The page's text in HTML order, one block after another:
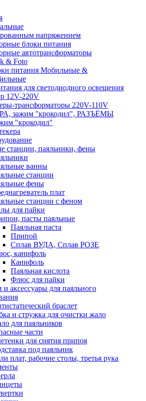
напряжением
блоки питания
автотрансформаторы
& Foto
питания Мобильные &
для светодиодного освещения
12V-220V
трансформаторы 220V-110V
зажим "крокодил", РАЗЪЁМЫ
"крокодил"
станции, паяльники, фены
ванны
станции
фены
плат
станции с феном
для пайки
пасты паяльные
Паяльная паста
Припой
Сплав ВУДА, Сплав РОЗЕ
канифоль
Канифоль
Паяльная кислота
Флюс для пайки
и аксессуары для паяльного
браслет
и стружка для очистки жало
для паяльников
части
для снятия припоя
под паяльник
плат, рабочие столы, третья рука